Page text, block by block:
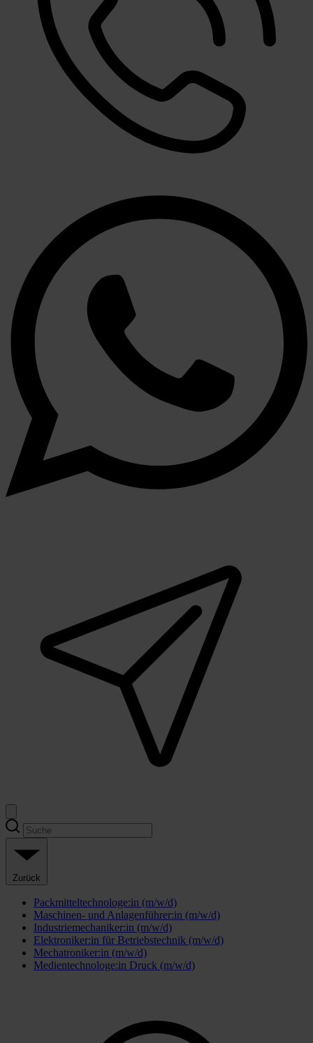
Zurück
Packmitteltechnologe:in (m/w/d)
Maschinen- und Anlagenführer:in (m/w/d)
Industriemechaniker:in (m/w/d)
Elektroniker:in für Betriebstechnik (m/w/d)
Mechatroniker:in (m/w/d)
Medientechnologe:in Druck (m/w/d)